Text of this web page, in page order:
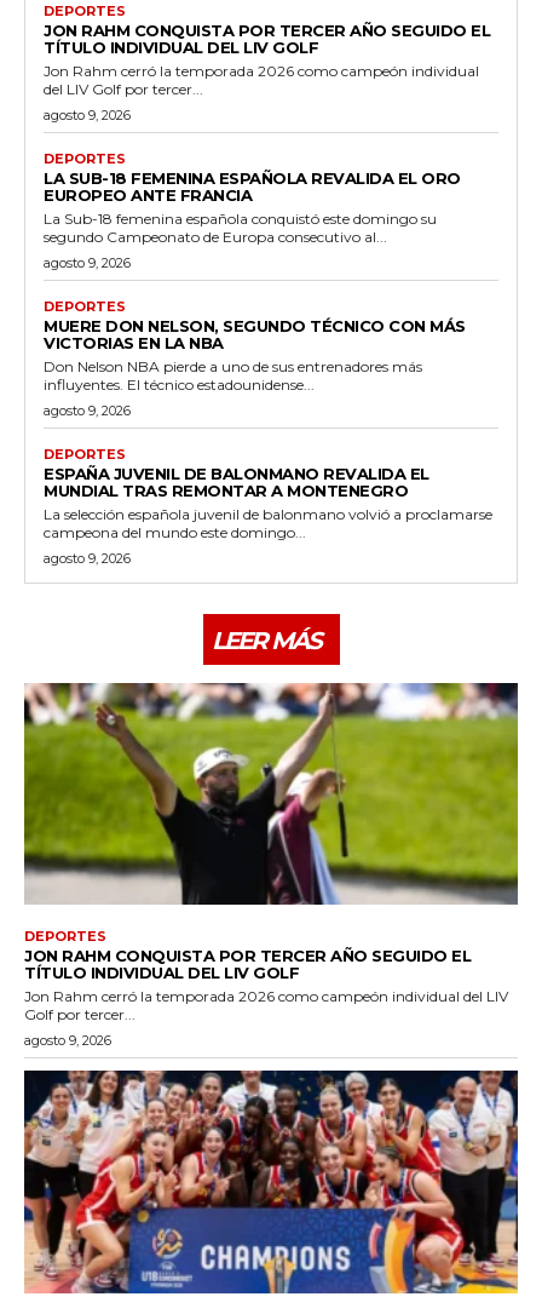
DEPORTES
JON RAHM CONQUISTA POR TERCER AÑO SEGUIDO EL
TÍTULO INDIVIDUAL DEL LIV GOLF
Jon Rahm cerró la temporada 2026 como campeón individual
del LIV Golf por tercer...
agosto 9, 2026
DEPORTES
LA SUB-18 FEMENINA ESPAÑOLA REVALIDA EL ORO
EUROPEO ANTE FRANCIA
La Sub-18 femenina española conquistó este domingo su
segundo Campeonato de Europa consecutivo al...
agosto 9, 2026
DEPORTES
MUERE DON NELSON, SEGUNDO TÉCNICO CON MÁS
VICTORIAS EN LA NBA
Don Nelson NBA pierde a uno de sus entrenadores más
influyentes. El técnico estadounidense...
agosto 9, 2026
DEPORTES
ESPAÑA JUVENIL DE BALONMANO REVALIDA EL
MUNDIAL TRAS REMONTAR A MONTENEGRO
La selección española juvenil de balonmano volvió a proclamarse
campeona del mundo este domingo...
agosto 9, 2026
LEER MÁS
DEPORTES
JON RAHM CONQUISTA POR TERCER AÑO SEGUIDO EL
TÍTULO INDIVIDUAL DEL LIV GOLF
Jon Rahm cerró la temporada 2026 como campeón individual del LIV
Golf por tercer...
agosto 9, 2026